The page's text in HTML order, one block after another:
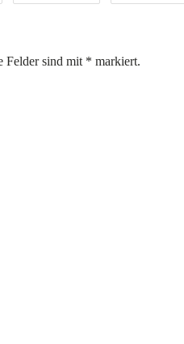
Felder sind mit * markiert.